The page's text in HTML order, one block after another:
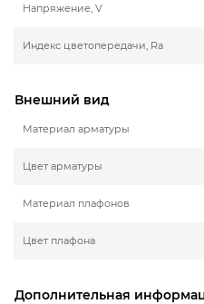
Напряжение, V
Индекс цветопередачи, Ra
Внешний вид
Материал арматуры
Цвет арматуры
Материал плафонов
Цвет плафона
Дополнительная